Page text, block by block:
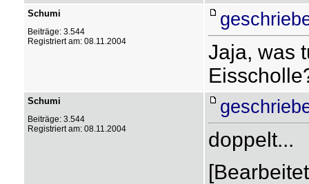
Schumi
Beiträge: 3.544
Registriert am: 08.11.2004
Jaja, was
Schumi
Beiträge: 3.544
Registriert am: 08.11.2004
doppelt...